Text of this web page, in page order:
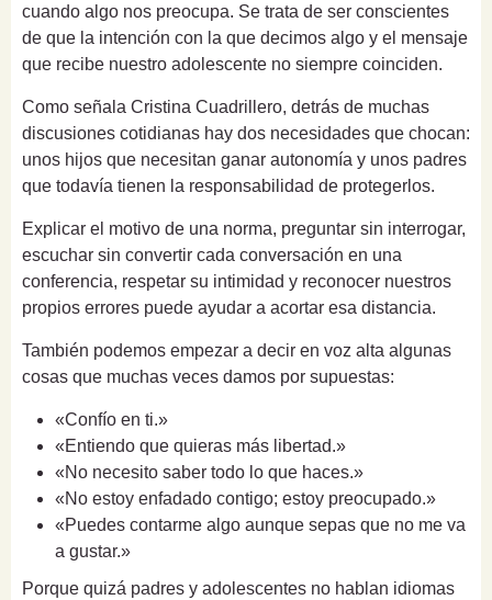
cuando algo nos preocupa. Se trata de ser conscientes
de que la intención con la que decimos algo y el mensaje
que recibe nuestro adolescente no siempre coinciden.
Como señala Cristina Cuadrillero, detrás de muchas
discusiones cotidianas hay dos necesidades que chocan:
unos hijos que necesitan ganar autonomía y unos padres
que todavía tienen la responsabilidad de protegerlos.
Explicar el motivo de una norma, preguntar sin interrogar,
escuchar sin convertir cada conversación en una
conferencia, respetar su intimidad y reconocer nuestros
propios errores puede ayudar a acortar esa distancia.
También podemos empezar a decir en voz alta algunas
cosas que muchas veces damos por supuestas:
«Confío en ti.»
«Entiendo que quieras más libertad.»
«No necesito saber todo lo que haces.»
«No estoy enfadado contigo; estoy preocupado.»
«Puedes contarme algo aunque sepas que no me va
a gustar.»
Porque quizá padres y adolescentes no hablan idiomas